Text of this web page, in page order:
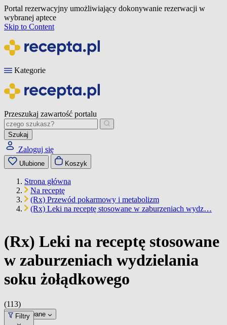
Portal rezerwacyjny umożliwiający dokonywanie rezerwacji w
wybranej aptece
Skip to Content
Kategorie
Przeszukaj zawartość portalu
Szukaj
Zaloguj się
Ulubione Koszyk
Strona główna
Na receptę
(Rx) Przewód pokarmowy i metabolizm
(Rx) Leki na receptę stosowane w zaburzeniach wydz…
(Rx) Leki na receptę stosowane
w zaburzeniach wydzielania
soku żołądkowego
(113)
Dopasowane
Filtry